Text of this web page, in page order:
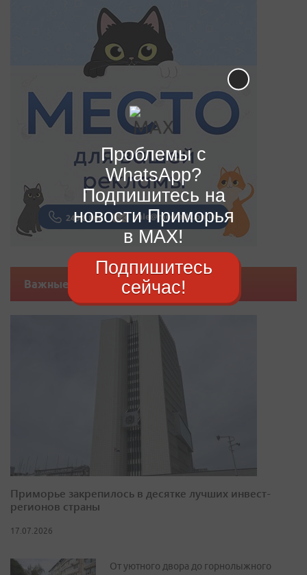
Важные новости
Приморье закрепилось в десятке лучших инвест-
регионов страны
17.07.2026
От уютного двора до горнолыжного
Проблемы с
WhatsApp?
Подпишитесь на
новости Приморья
в MAX!
Подпишитесь
сейчас!